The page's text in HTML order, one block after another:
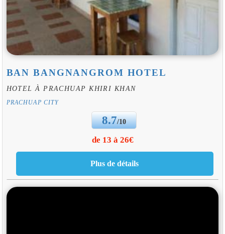
BAN BANGNANGROM HOTEL
HOTEL À PRACHUAP KHIRI KHAN
PRACHUAP CITY
8.7/10
de 13 à 26€